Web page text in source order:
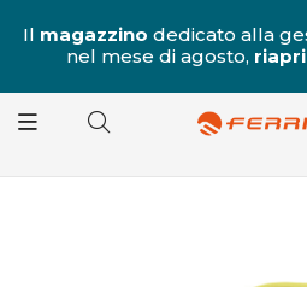
Il magazzino dedicato alla
nel mese di agosto,